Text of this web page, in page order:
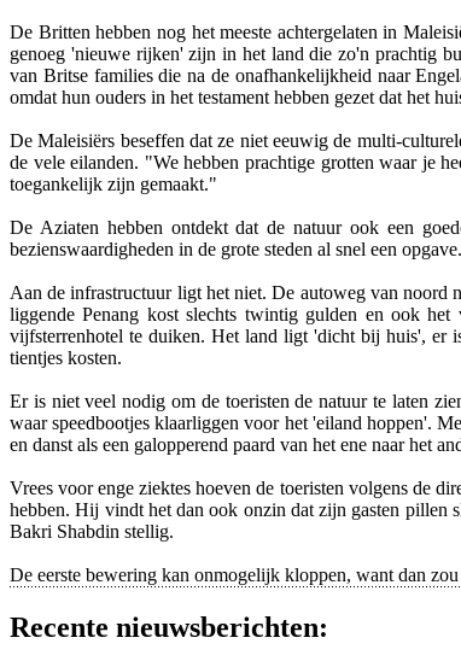
De Britten hebben nog het meeste achtergelaten in
genoeg 'nieuwe rijken' zijn in het land die zo'n prachtig
van Britse families die na de onafhankelijkheid naar
omdat hun ouders in het testament hebben gezet dat het
De Maleisiërs beseffen dat ze niet eeuwig de multi-
de vele eilanden. "We hebben prachtige grotten waar je
toegankelijk zijn gemaakt."
De Aziaten hebben ontdekt dat de natuur ook een
bezienswaardigheden in de grote steden al snel een
Aan de infrastructuur ligt het niet. De autoweg van noord
liggende Penang kost slechts twintig gulden en ook
vijfsterrenhotel te duiken. Het land ligt 'dicht bij huis', er
tientjes kosten.
Er is niet veel nodig om de toeristen de natuur te laten
waar speedbootjes klaarliggen voor het 'eiland hoppen'.
en danst als een galopperend paard van het ene naar het
Vrees voor enge ziektes hoeven de toeristen volgens de
hebben. Hij vindt het dan ook onzin dat zijn gasten
Bakri Shabdin stellig.
De eerste bewering kan onmogelijk kloppen, want dan
Recente nieuwsberichten: